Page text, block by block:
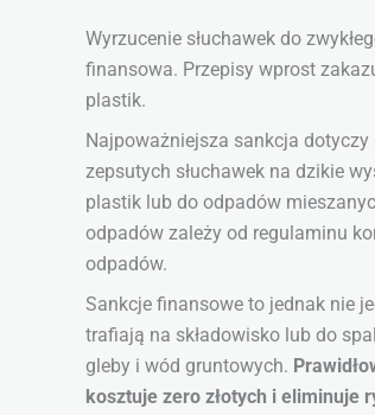
Wyrzucenie słuchawek do
finansowa. Przepisy wprost
plastik.
Najpoważniejsza sankcja
zepsutych słuchawek na dzikie
plastik lub do odpadów
odpadów zależy od regulaminu
odpadów.
Sankcje finansowe to jednak nie
trafiają na składowisko lub do
gleby i wód gruntowych.
kosztuje zero złotych i eliminuje